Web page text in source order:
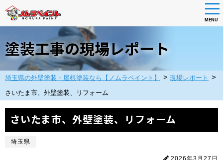
main
content
MENU
塗装工事の現場レポート
埼玉県の外壁塗装・屋根塗装なら【ノムラペイント】 > 現場レポート >
さいたま市、外壁塗装、リフォーム
さいたま市、外壁塗装、リフォーム
埼玉県
2026年3月27日